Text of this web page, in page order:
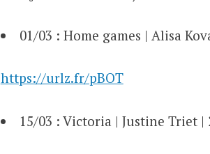
01/03 : Home games | Alisa
https://urlz.fr/pBOT
15/03 : Victoria | Justine Triet |